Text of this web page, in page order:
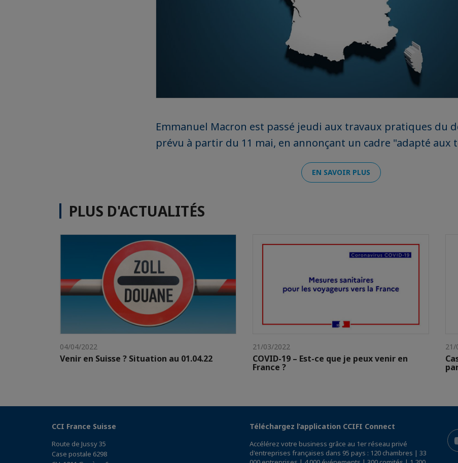
Emmanuel Macron est passé jeudi aux travaux pratiques du
prévu à partir du 11 mai, en annonçant un cadre "adapté aux
EN SAVOIR PLUS
PLUS D'ACTUALITÉS
04/04/2022
Venir en Suisse ? Situation au 01.04.22
21/03/2022
COVID-19 – Est-ce que je peux venir en
France ?
21/
CCI France Suisse
Route de Jussy 35
Case postale 6298
Téléchargez l’application CCIFI Connect
Accélérez votre business grâce au 1er réseau privé
d'entreprises françaises dans 95 pays : 120 chambres | 33